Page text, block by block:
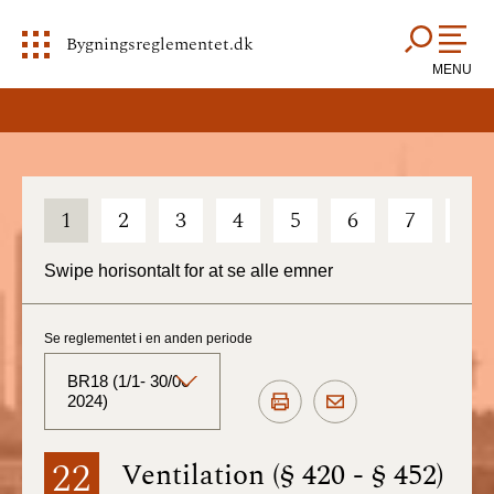
Bygningsreglementet.dk
MENU
1 2 3 4 5 6 7
Swipe horisontalt for at se alle emner
22 Ventilation (§ 420 - § 452)
Se reglementet i en anden periode
BR18 (1/1- 30/06
2024)
BR18 (Aktuelt)